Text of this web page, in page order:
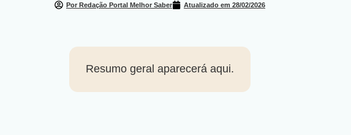
Por Redação Portal Melhor Saber Atualizado em 28/02/2026
Resumo geral aparecerá aqui.